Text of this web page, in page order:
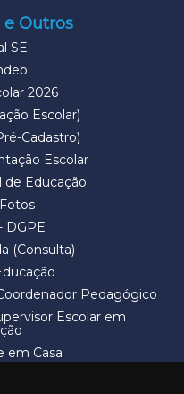
Outros
SE
2026
Escolar)
Cadastro)
Escolar
de Educação
DGPE
(Consulta)
Pedagógico
Escolar em
em Casa